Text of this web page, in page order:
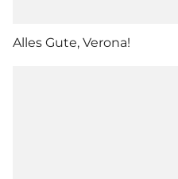
Alles Gute, Verona!